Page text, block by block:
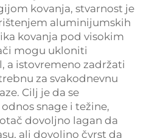
kovanja, stvarnost je
aluminijumskih
kovanja pod visokim
mogu ukloniti
a istovremeno zadržati
za svakodnevnu
Cilj je da se
snage i težine,
dovoljno lagan da
ali dovoljno čvrst da